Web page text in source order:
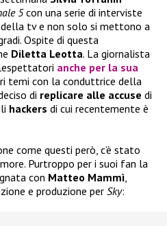
5con una serie di interviste
tv e non solo si mettono a
Ospite di questa
Diletta Leotta. La giornalista
anche per la sua
temi con la conduttrice della
di replicare alle accuse di
hackers di cui recentemente è
come questi però, c’è stato
Purtroppo per i suoi fan la
con Matteo Mammì,
e produzione per Sky: